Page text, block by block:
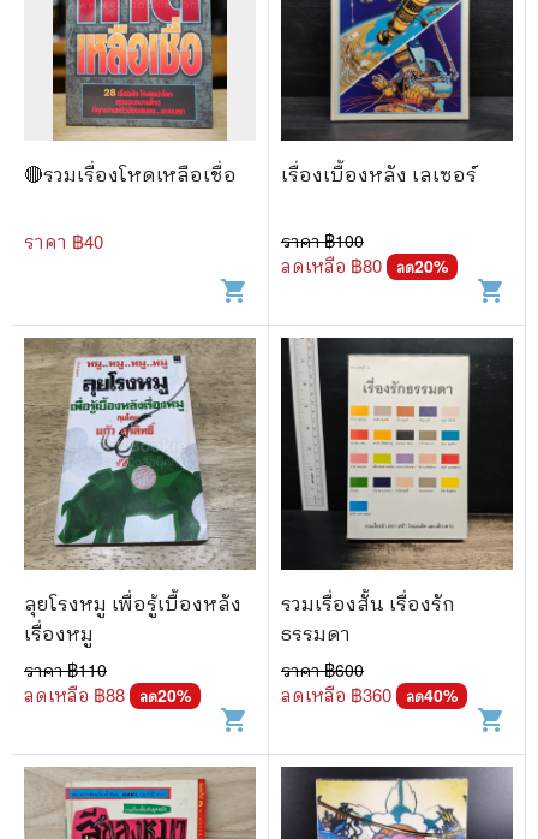
🔴รวมเรื่องโหดเหลือเชื่อ
ราคา ฿40
shopping_cart
เรื่องเบื้องหลัง เลเซอร์
ราคา ฿100
ลดเหลือ ฿80 ลด20%
shopping_cart
ลุยโรงหมู เพื่อรู้เบื้องหลัง
เรื่องหมู
ราคา ฿110
ลดเหลือ ฿88 ลด20%
shopping_cart
รวมเรื่องสั้น เรื่องรัก
ธรรมดา
ราคา ฿600
ลดเหลือ ฿360 ลด40%
shopping_cart